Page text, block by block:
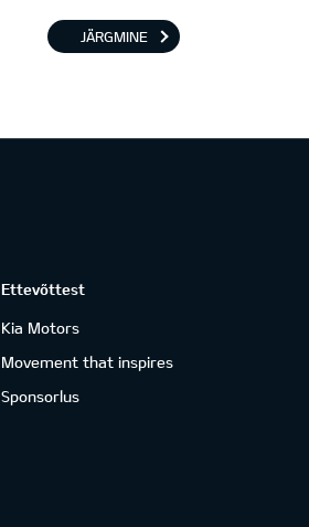
JÄRGMINE
Ettevõttest
Kia Motors
Movement that inspires
Sponsorlus